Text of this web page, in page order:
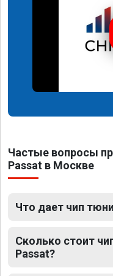
Частые вопросы
Passat в Москве
Что дает чип
Сколько стоит
Passat?